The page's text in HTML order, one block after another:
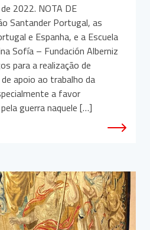
2022. NOTA DE
Santander Portugal, as
e Espanha, e a Escuela
Sofía – Fundación Alberniz
para a realização de
apoio ao trabalho da
a favor
guerra naquele […]